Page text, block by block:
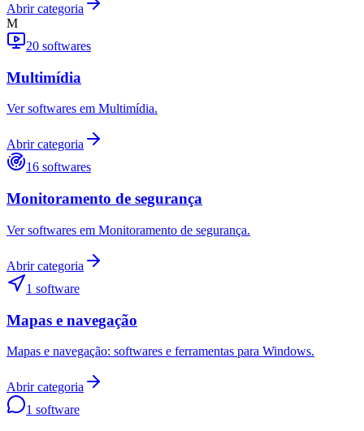
Abrir categoria
M
20 softwares
Multimídia
Ver softwares em Multimídia.
Abrir categoria
16 softwares
Monitoramento de segurança
Ver softwares em Monitoramento de segurança.
Abrir categoria
1 software
Mapas e navegação
Mapas e navegação: softwares e ferramentas para Windows.
Abrir categoria
1 software